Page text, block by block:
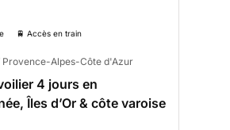
🚆 Accès en train
Provence-Alpes-Côte d'Azur
4 jours en
Îles d’Or & côte varoise